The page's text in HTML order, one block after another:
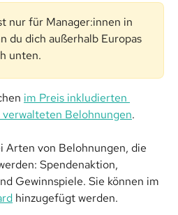
nur für Manager:innen in
du dich außerhalb Europas
unten.
im Preis inkludierten
verwalteten Belohnungen.
von Belohnungen, die
Spendenaktion,
Gewinnspiele. Sie können im
hinzugefügt werden.